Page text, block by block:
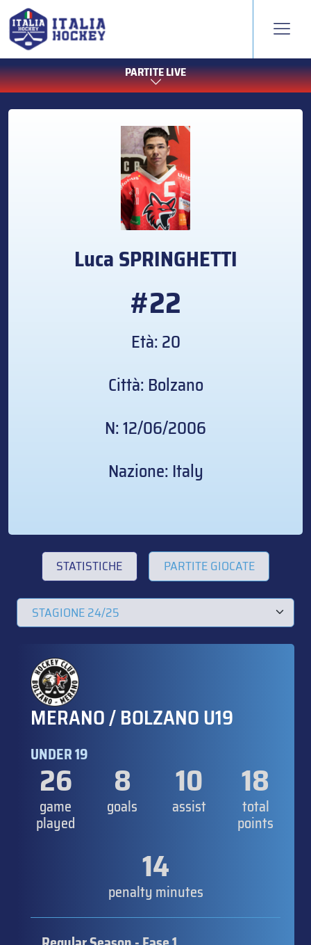
PARTITE LIVE
LucaSPRINGHETTI
#22
Età: 20
Città: Bolzano
N: 12/06/2006
Nazione: Italy
STATISTICHE PARTITE GIOCATE
MERANO / BOLZANO U19
UNDER 19
26
game
played
8
goals
10
assist
18
total
points
14
penalty minutes